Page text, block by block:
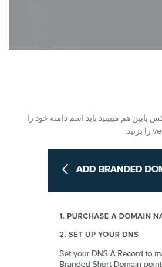
هم میبینید باید اسم دامنه خود را